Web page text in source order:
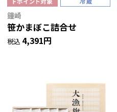
鐘崎
笹かまぼこ詰合せ
税込 4,391円